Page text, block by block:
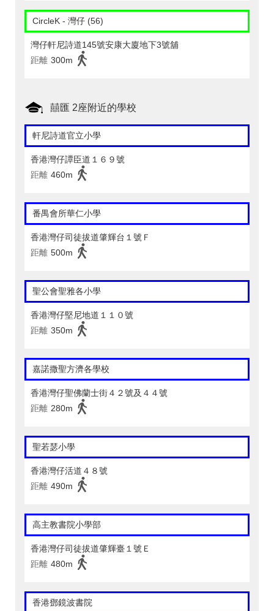
CircleK - 灣仔 (56)
灣仔軒尼詩道145號安康大廈地下3號舖
距離 300m
囍匯 2座附近的學校
軒尼詩道官立小學
香港灣仔譚臣道１６９號
距離 460m
番禺會所華仁小學
香港灣仔司徒拔道肇輝台１號Ｆ
距離 500m
聖公會聖雅各小學
香港灣仔堅尼地道１１０號
距離 350m
嘉諾撒聖方濟各學校
香港灣仔聖佛蘭士街４２號及４４號
距離 280m
聖若瑟小學
香港灣仔活道４８號
距離 490m
高主教書院小學部
香港灣仔司徒拔道肇輝臺１號Ｅ
距離 480m
香港鄧鏡波書院